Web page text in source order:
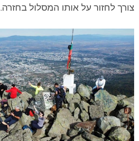
צורך לחזור על אותו המסלול בחזרה.